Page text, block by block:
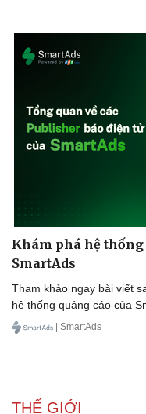
Khám phá hệ
SmartAds
Tham khảo ngay bài viết
hệ thống quảng cáo của
| SmartAds
THẾ GIỚI